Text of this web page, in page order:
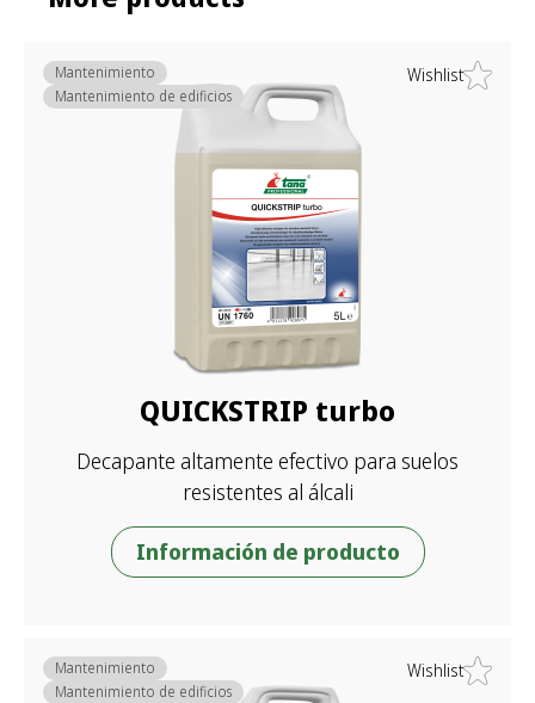
Wishlist
QUICKSTRIP turbo
Decapante altamente efectivo para suelos
resistentes al álcali
Mantenimiento
Mantenimiento de edificios
Información de producto
Wishlist
Mantenimiento
Mantenimiento de edificios